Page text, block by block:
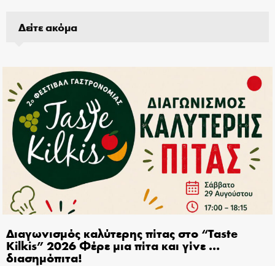
Δείτε ακόμα
Διαγωνισμός καλύτερης πίτας στο “Taste
Kilkis” 2026 Φέρε μια πίτα και γίνε …
διασημόπιτα!